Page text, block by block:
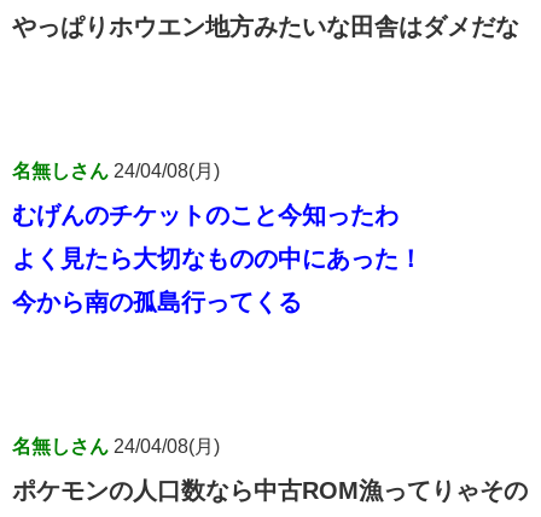
やっぱりホウエン地方みたいな田舎はダメだな
名無しさん 24/04/08(月)
むげんのチケットのこと今知ったわ
よく見たら大切なものの中にあった！
今から南の孤島行ってくる
名無しさん 24/04/08(月)
ポケモンの人口数なら中古ROM漁ってりゃその